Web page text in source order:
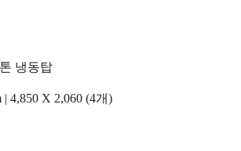
냉동탑
| 4,850 X 2,060 (4개)